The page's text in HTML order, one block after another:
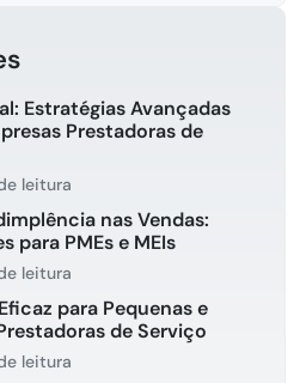
Estratégias Avançadas
Prestadoras de
leitura
nas Vendas:
para PMEs e MEIs
leitura
para Pequenas e
de Serviço
leitura